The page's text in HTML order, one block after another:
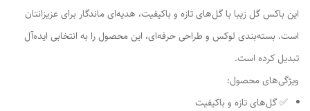
این باکس گل زیبا با گل‌های تازه و باکیفیت، هدیه‌ای ماندگار برای عزیزانتان
است. بسته‌بندی لوکس و طراحی حرفه‌ای، این محصول را به انتخابی ایده‌آل
تبدیل کرده است.
ویژگی‌های محصول:
✅ گل‌های تازه و باکیفیت